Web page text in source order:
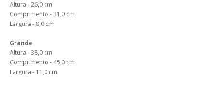
Altura - 26,0 cm
Comprimento - 31,0 cm
Largura - 8,0 cm
Grande
Altura - 38,0 cm
Comprimento - 45,0 cm
Largura - 11,0 cm